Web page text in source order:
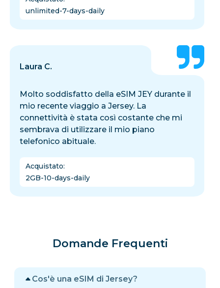
unlimited-7-days-daily
Laura C.
Molto soddisfatto della eSIM JEY durante il
mio recente viaggio a Jersey. La
connettività è stata così costante che mi
sembrava di utilizzare il mio piano
telefonico abituale.
Acquistato:
2GB-10-days-daily
Domande Frequenti
Cos'è una eSIM di Jersey?